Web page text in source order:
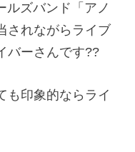
ルズバンド「アノ
されながらライブ
バーさんです??
も印象的ならライ